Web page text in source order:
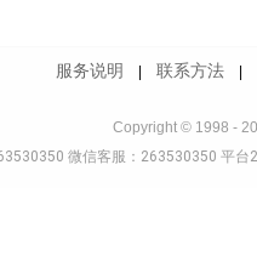
服务说明 联系方法
Copyright © 1998 -
微信客服：263530350 平